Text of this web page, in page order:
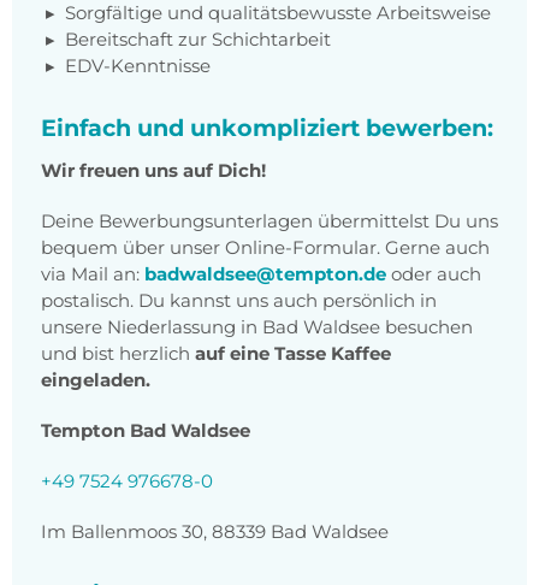
Sorgfältige und qualitätsbewusste Arbeitsweise
Bereitschaft zur Schichtarbeit
EDV-Kenntnisse
Einfach und unkompliziert bewerben:
Wir freuen uns auf Dich!
Deine Bewerbungsunterlagen übermittelst Du uns
bequem über unser Online-Formular. Gerne auch
via Mail an: badwaldsee@tempton.de oder auch
postalisch. Du kannst uns auch persönlich in
unsere Niederlassung in Bad Waldsee besuchen
und bist herzlich auf eine Tasse Kaffee
eingeladen.
Tempton Bad Waldsee
+49 7524 976678-0
Im Ballenmoos 30, 88339 Bad Waldsee